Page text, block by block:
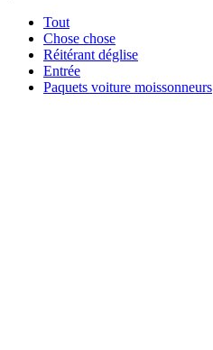
Tout
Chose chose
Réitérant déglise
Entrée
Paquets voiture moissonneurs